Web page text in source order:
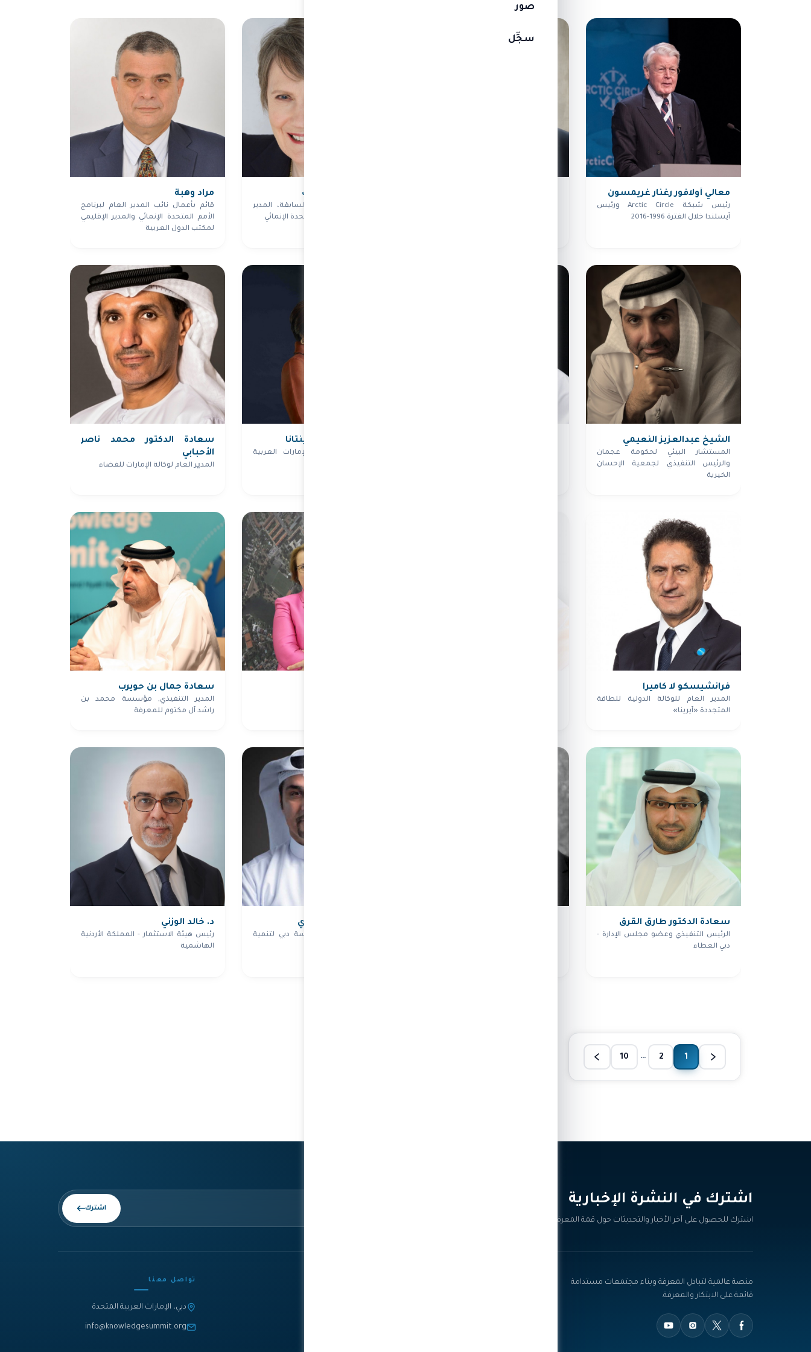
صور
سجِّل
معالي أولافور رغنار غريمسون
رئيس شبكة Arctic Circle ورئيس
آيسلندا خلال الفترة 1996-2016
سعادة هيلين كلارك
رئيسة وزراء نيوزيلندا السابقة، المدير
السابق لبرنامج الأمم المتحدة الإنمائي
مراد وهبة
قائم بأعمال نائب المدير العام لبرنامج
الأمم المتحدة الإنمائي والمدير الإقليمي
لمكتب الدول العربية
الشيخ عبدالعزيز النعيمي
المستشار البيئي لحكومة عجمان
والرئيس التنفيذي لجمعية الإحسان
الخيرية
سعادة جاسلين كوينتانا
سفيرة الفلبين لدى الإمارات العربية
سعادة الدكتور محمد ناصر
الأحبابي
المدیر العام لوكالة الإمارات للفضاء
فرانشيسكو لا كاميرا
المدير العام للوكالة الدولية للطاقة
المتجددة «آيرينا»
سعادة جمال بن حويرب
المدير التنفيذي, مؤسسة محمد بن
راشد آل مكتوم للمعرفة
سعادة الدكتور طارق القرق
الرئيس التنفيذي وعضو مجلس الإدارة -
دبي العطاء
سعادة فهد القرقاوي
المدير التنفيذي - مؤسسة دبي لتنمية
د. خالد الوزني
رئيس هيئة الاستثمار - المملكة الأردنية
الهاشمية
1
2
…
10
اشترك في النشرة الإخبارية‎
اشترك للحصول على آخر الأخبار والتحديثات حول قمة المعرفة.
اشترك
منصة عالمية لتبادل المعرفة وبناء مجتمعات مستدامة
قائمة على الابتكار والمعرفة.
تواصل معنا
دبي، الإمارات العربية المتحدة
info@knowledgesummit.org